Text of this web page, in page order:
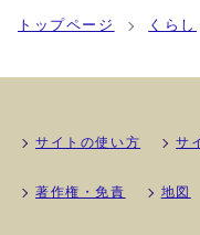
トップページ くらし
サイトの使い方 サ
著作権・免責 地図